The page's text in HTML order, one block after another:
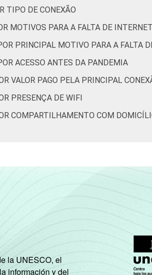
- 88
- 38 62
o Desenvolvimento da Sociedade da
brasileiros - TIC Domicílios 2020
TIPO DE CONEXÃO
MOTIVOS PARA A FALTA DE INTERNET
PRINCIPAL MOTIVO PARA A FALTA
ACESSO ANTES DA PANDEMIA
VALOR PAGO PELA PRINCIPAL
PRESENÇA DE WIFI
COMPARTILHAMENTO COM
la UNESCO, el
información y del